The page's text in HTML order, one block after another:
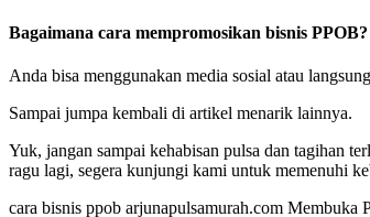
Bagaimana cara mempromosikan bisnis PPOB?
Anda bisa menggunakan media sosial atau
Sampai jumpa kembali di artikel menarik lainnya.
Yuk, jangan sampai kehabisan pulsa dan tagihan
ragu lagi, segera kunjungi kami untuk memenuhi
cara bisnis ppob arjunapulsamurah.com